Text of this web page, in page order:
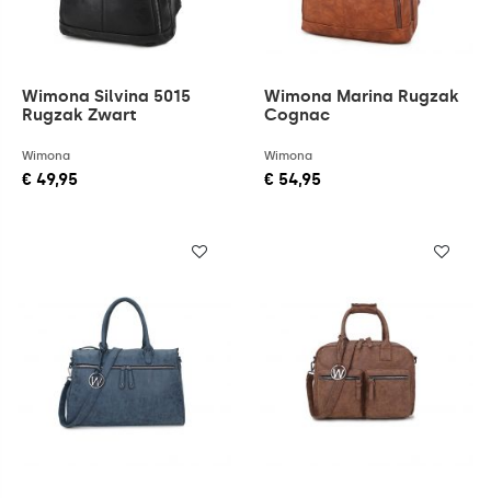
Wimona Silvina 5015
Rugzak Zwart
Wimona
€ 49,95
Wimona Marina Rugzak
Cognac
Wimona
€ 54,95